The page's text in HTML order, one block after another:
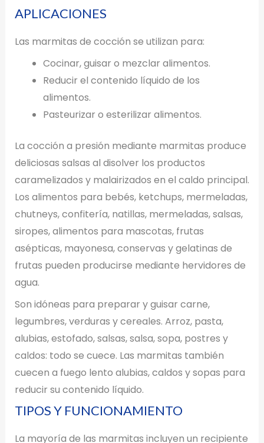
APLICACIONES
Las marmitas de cocción se utilizan para:
Cocinar, guisar o mezclar alimentos.
Reducir el contenido líquido de los
alimentos.
Pasteurizar o esterilizar alimentos.
La cocción a presión mediante marmitas produce
deliciosas salsas al disolver los productos
caramelizados y malairizados en el caldo principal.
Los alimentos para bebés, ketchups, mermeladas,
chutneys, confitería, natillas, mermeladas, salsas,
siropes, alimentos para mascotas, frutas
asépticas, mayonesa, conservas y gelatinas de
frutas pueden producirse mediante hervidores de
agua.
Son idóneas para preparar y guisar carne,
legumbres, verduras y cereales. Arroz, pasta,
alubias, estofado, salsas, salsa, sopa, postres y
caldos: todo se cuece. Las marmitas también
cuecen a fuego lento alubias, caldos y sopas para
reducir su contenido líquido.
TIPOS Y FUNCIONAMIENTO
La mayoría de las marmitas incluyen un recipiente